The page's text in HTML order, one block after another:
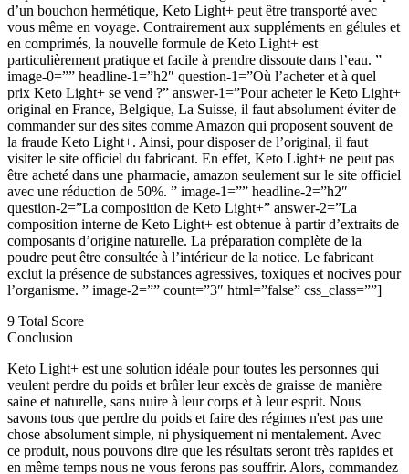
d’un bouchon hermétique, Keto Light+ peut être transporté avec
vous même en voyage. Contrairement aux suppléments en gélules et
en comprimés, la nouvelle formule de Keto Light+ est
particulièrement pratique et facile à prendre dissoute dans l’eau. ”
image-0=”” headline-1=”h2″ question-1=”Où l’acheter et à quel
prix Keto Light+ se vend ?” answer-1=”Pour acheter le Keto Light+
original en France, Belgique, La Suisse, il faut absolument éviter de
commander sur des sites comme Amazon qui proposent souvent de
la fraude Keto Light+. Ainsi, pour disposer de l’original, il faut
visiter le site officiel du fabricant. En effet, Keto Light+ ne peut pas
être acheté dans une pharmacie, amazon seulement sur le site officiel
avec une réduction de 50%. ” image-1=”” headline-2=”h2″
question-2=”La composition de Keto Light+” answer-2=”La
composition interne de Keto Light+ est obtenue à partir d’extraits de
composants d’origine naturelle. La préparation complète de la
poudre peut être consultée à l’intérieur de la notice. Le fabricant
exclut la présence de substances agressives, toxiques et nocives pour
l’organisme. ” image-2=”” count=”3″ html=”false” css_class=””]
9 Total Score
Conclusion
Keto Light+ est une solution idéale pour toutes les personnes qui
veulent perdre du poids et brûler leur excès de graisse de manière
saine et naturelle, sans nuire à leur corps et à leur esprit. Nous
savons tous que perdre du poids et faire des régimes n'est pas une
chose absolument simple, ni physiquement ni mentalement. Avec
ce produit, nous pouvons dire que les résultats seront très rapides et
en même temps nous ne vous ferons pas souffrir. Alors, commandez